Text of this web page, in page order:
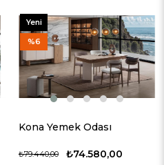
Kona Yemek Odası
₺74.580,00
₺79.440,00
Yeni
Ürün
%6